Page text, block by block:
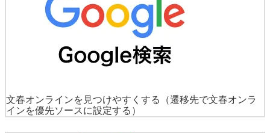
文春オンラインを見つけやすくする
（遷移先で文春オンラ
インを優先ソースに設定する）